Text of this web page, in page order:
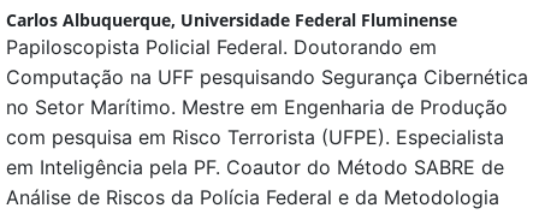
Carlos Albuquerque, Universidade Federal Fluminense
Papiloscopista Policial Federal. Doutorando em
Computação na UFF pesquisando Segurança Cibernética
no Setor Marítimo. Mestre em Engenharia de Produção
com pesquisa em Risco Terrorista (UFPE). Especialista
em Inteligência pela PF. Coautor do Método SABRE de
Análise de Riscos da Polícia Federal e da Metodologia